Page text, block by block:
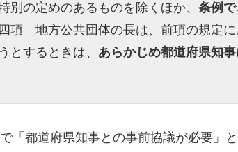
別の定めのあるものを除くほか、条例
項 地方公共団体の長は、前項の規定
とするときは、 あらかじめ都道府県知
「都道府県知事との事前協議が必要」